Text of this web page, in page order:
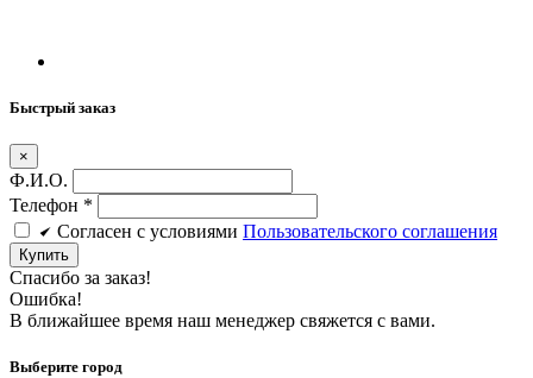
Быстрый заказ
×
Ф.И.О.
Телефон *
Cогласен c условиями Пользовательского соглашения
Купить
Спасибо за заказ!
Ошибка!
В ближайшее время наш менеджер свяжется с вами.
Выберите город